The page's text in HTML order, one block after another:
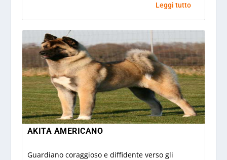
Leggi tutto
AKITA AMERICANO
Guardiano coraggioso e diffidente verso gli